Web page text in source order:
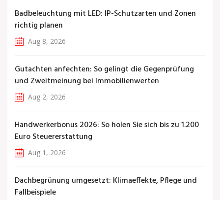
Badbeleuchtung mit LED: IP-Schutzarten und Zonen
richtig planen
Aug 8, 2026
Gutachten anfechten: So gelingt die Gegenprüfung
und Zweitmeinung bei Immobilienwerten
Aug 2, 2026
Handwerkerbonus 2026: So holen Sie sich bis zu 1.200
Euro Steuererstattung
Aug 1, 2026
Dachbegrünung umgesetzt: Klimaeffekte, Pflege und
Fallbeispiele